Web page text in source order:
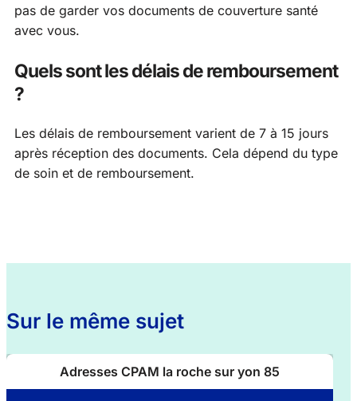
pas de garder vos documents de couverture santé
avec vous.
Quels sont les délais de remboursement
?
Les délais de remboursement varient de 7 à 15 jours
après réception des documents. Cela dépend du type
de soin et de remboursement.
Sur le même sujet
Adresses CPAM la roche sur yon 85